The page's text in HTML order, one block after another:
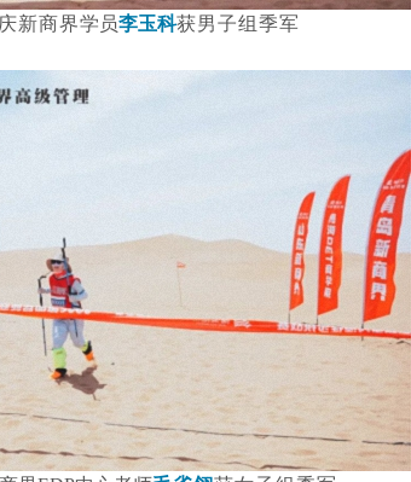
新商界学员李玉科获男子组季军